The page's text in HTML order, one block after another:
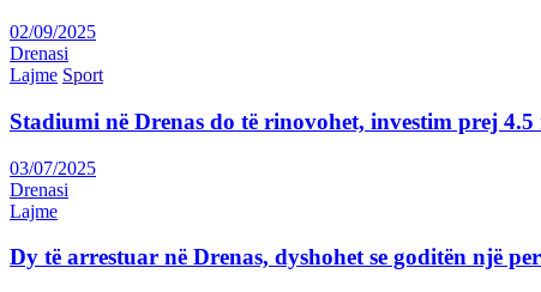
02/09/2025
Drenasi
Lajme Sport
Stadiumi në Drenas do të rinovohet, investim prej
03/07/2025
Drenasi
Lajme
Dy të arrestuar në Drenas, dyshohet se goditën një